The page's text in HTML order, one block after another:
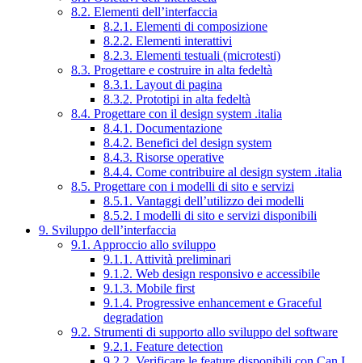
8.2. Elementi dell’interfaccia
8.2.1. Elementi di composizione
8.2.2. Elementi interattivi
8.2.3. Elementi testuali (microtesti)
8.3. Progettare e costruire in alta fedeltà
8.3.1. Layout di pagina
8.3.2. Prototipi in alta fedeltà
8.4. Progettare con il design system .italia
8.4.1. Documentazione
8.4.2. Benefici del design system
8.4.3. Risorse operative
8.4.4. Come contribuire al design system .italia
8.5. Progettare con i modelli di sito e servizi
8.5.1. Vantaggi dell’utilizzo dei modelli
8.5.2. I modelli di sito e servizi disponibili
9. Sviluppo dell’interfaccia
9.1. Approccio allo sviluppo
9.1.1. Attività preliminari
9.1.2. Web design responsivo e accessibile
9.1.3. Mobile first
9.1.4. Progressive enhancement e Graceful
degradation
9.2. Strumenti di supporto allo sviluppo del software
9.2.1. Feature detection